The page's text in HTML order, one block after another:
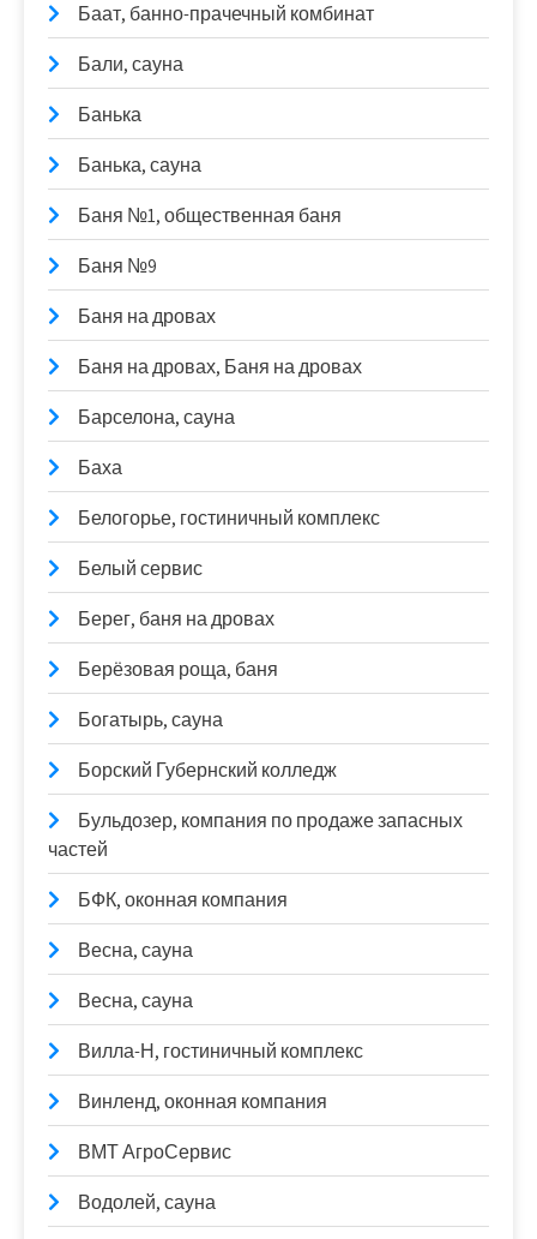
Баат, банно-прачечный комбинат
Бали, сауна
Банька
Банька, сауна
Баня №1, общественная баня
Баня №9
Баня на дровах
Баня на дровах, Баня на дровах
Барселона, сауна
Баха
Белогорье, гостиничный комплекс
Белый сервис
Берег, баня на дровах
Берёзовая роща, баня
Богатырь, сауна
Борский Губернский колледж
Бульдозер, компания по продаже запасных
частей
БФК, оконная компания
Весна, сауна
Весна, сауна
Вилла-Н, гостиничный комплекс
Винленд, оконная компания
ВМТ АгроСервис
Водолей, сауна